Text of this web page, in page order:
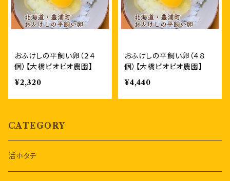
おふけしの平飼い卵（２４
個）【大橋ビオピオ農園】
¥2,320
おふけしの平飼い卵（４８
個）【大橋ビオピオ農園】
¥4,440
CATEGORY
活ホタテ